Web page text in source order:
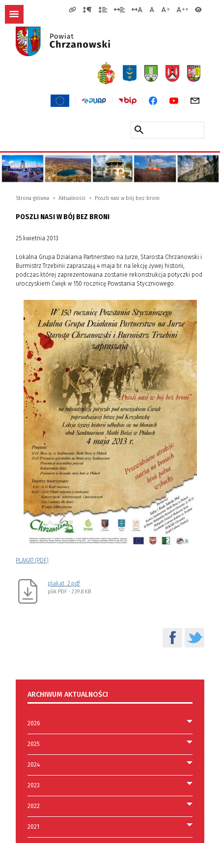
Strona główna Aktualności Poszli nasi w bój bez broni
POSZLI NASI W BÓJ BEZ BRONI
25 kwietnia 2013
Lokalna Grupa Działania Partnerstwo na Jurze, Starosta Chrzanowski i
Burmistrz Trzebinii zapraszają 4 maja br. na lekcję żywej historii,
podczas której zaprezentowana zostanie rekonstrukcja potyczki pod
uroczyskiem Ćwięk w 150 rocznicę Powstania Styczniowego.
PLAKAT (PDF)
plakat_2.pdf
plik PDF - 239.8 KB
ARCHIWUM AKTUALNOŚCI
2026
2025
2024
2023
2022
2021